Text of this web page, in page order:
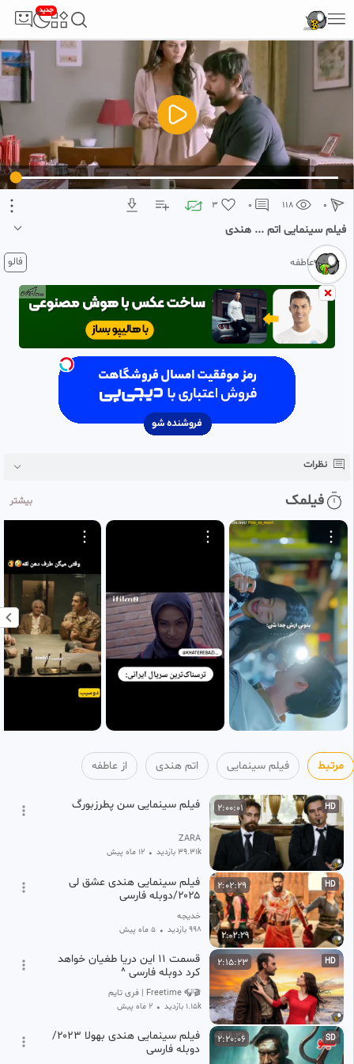
جدید
5
تبلیغ 1 از 2
3 0 118 0
فیلم سینمایی اتم ... هندی
فیلم و سریال ... هندی ...‌ دوبله فارسی ... کیفیت عالی
عاطفه فالو
نظرات
فیلمک بیشتر
مرتبط فیلم سینمایی اتم هندی از عاطفه
HD
2:00:01 فیلم سینمایی سن پطرزبورگ
ZARA
39.31k بازدید • 12 ماه پیش
HD
2:02:29
فیلم سینمایی هندی عشق لی
۲۰۲۵/دوبله فارسی
خدیجه
998 بازدید • 5 ماه پیش
HD
2:15:23
قسمت ۱۱ این دریا طغیان خواهد
کرد دوبله فارسی ^
🎬🎧 Freetime | فری تایم 🍿
1.15k بازدید • 2 ماه پیش
SD
2:20:06
فیلم سینمایی هندی بهولا ۲۰۲۳/
دوبله فارسی